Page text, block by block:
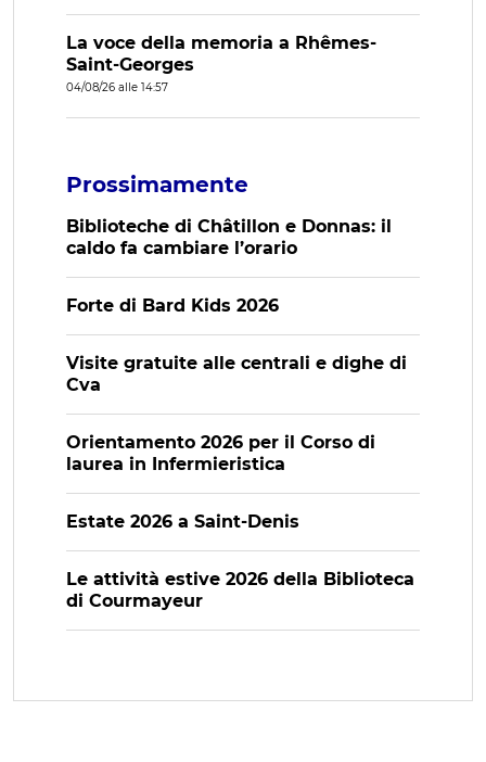
La voce della memoria a Rhêmes-
Saint-Georges
04/08/26 alle 14:57
Prossimamente
Biblioteche di Châtillon e Donnas: il
caldo fa cambiare l’orario
Forte di Bard Kids 2026
Visite gratuite alle centrali e dighe di
Cva
Orientamento 2026 per il Corso di
laurea in Infermieristica
Estate 2026 a Saint-Denis
Le attività estive 2026 della Biblioteca
di Courmayeur